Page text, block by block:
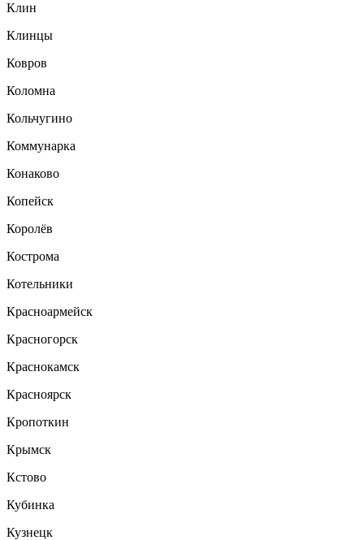
Клин
Клинцы
Ковров
Коломна
Кольчугино
Коммунарка
Конаково
Копейск
Королёв
Кострома
Котельники
Красноармейск
Красногорск
Краснокамск
Красноярск
Кропоткин
Крымск
Кстово
Кубинка
Кузнецк